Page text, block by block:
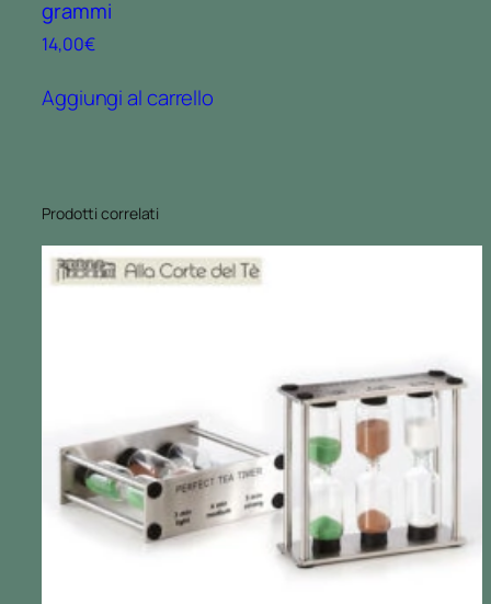
grammi
14,00€
Aggiungi al carrello
Prodotti correlati